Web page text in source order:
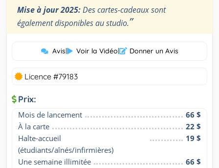
Mise à jour 2025:Des cartes-cadeaux sont
également disponibles au studio.”
Avis| Voir la Vidéo| Donner un Avis
Licence #79183
Prix:
Mois de lancement
66 $
À la carte
22 $
Halte-accueil
(étudiants/aînés/infirmières)
19 $
Une semaine illimitée
66 $